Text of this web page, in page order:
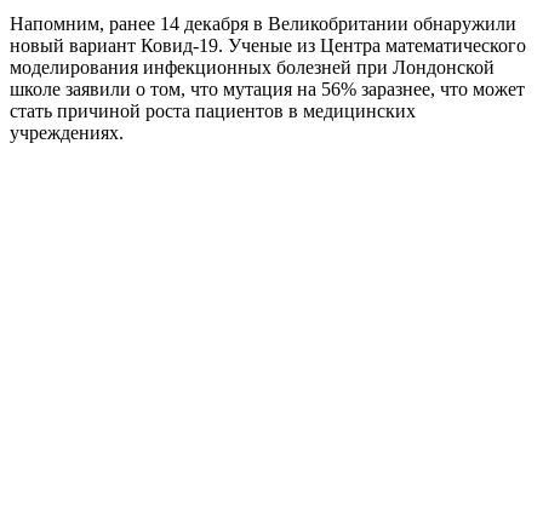
Напомним, ранее 14 декабря в Великобритании обнаружили
новый вариант Ковид-19. Ученые из Центра математического
моделирования инфекционных болезней при Лондонской
школе заявили о том, что мутация на 56% заразнее, что может
стать причиной роста пациентов в медицинских
учреждениях.